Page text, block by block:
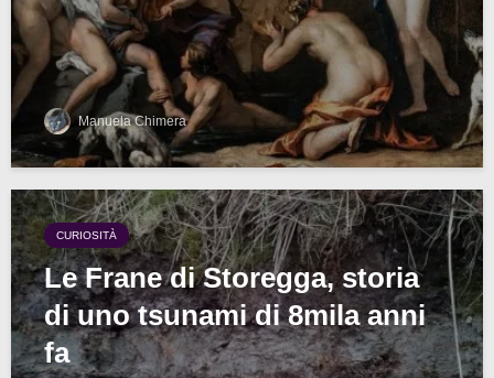
Manuela Chimera
CURIOSITÀ
Le Frane di Storegga, storia
di uno tsunami di 8mila anni
fa